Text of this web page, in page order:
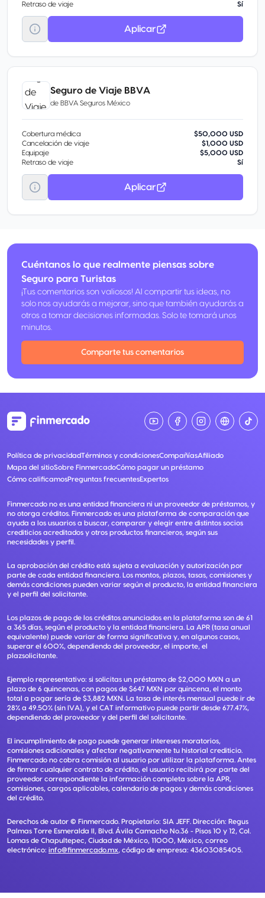
Retraso de viaje
Sí
Aplicar
Seguro de Viaje BBVA
de BBVA Seguros México
Cobertura médica
$50,000 USD
Cancelación de viaje
$1,000 USD
Equipaje
$5,000 USD
Retraso de viaje
Sí
Aplicar
Cuéntanos lo que realmente piensas sobre
Seguro para Turistas
¡Tus comentarios son valiosos! Al compartir tus ideas, no
solo nos ayudarás a mejorar, sino que también ayudarás a
otros a tomar decisiones informadas. Solo te tomará unos
minutos.
Comparte tus comentarios
Política de privacidadTérminos y condicionesCompañíasAfiliado
Mapa del sitioSobre FinmercadoCómo pagar un préstamo
Cómo calificamosPreguntas frecuentesExpertos
Finmercado no es una entidad financiera ni un proveedor de préstamos, y
no otorga créditos. Finmercado es una plataforma de comparación que
ayuda a los usuarios a buscar, comparar y elegir entre distintos socios
crediticios acreditados y otros productos financieros, según sus
necesidades y perfil.
La aprobación del crédito está sujeta a evaluación y autorización por
parte de cada entidad financiera. Los montos, plazos, tasas, comisiones y
demás condiciones pueden variar según el producto, la entidad financiera
y el perfil del solicitante.
Los plazos de pago de los créditos anunciados en la plataforma son de 61
a 365 días, según el producto y la entidad financiera. La APR (tasa anual
equivalente) puede variar de forma significativa y, en algunos casos,
superar el 600%, dependiendo del proveedor, el importe, el
plazsolicitante.
Ejemplo representativo: si solicitas un préstamo de $2,000 MXN a un
plazo de 6 quincenas, con pagos de $647 MXN por quincena, el monto
total a pagar sería de $3,882 MXN. La tasa de interés mensual puede ir de
28% a 49.50% (sin IVA), y el CAT informativo puede partir desde 677.47%,
dependiendo del proveedor y del perfil del solicitante.
El incumplimiento de pago puede generar intereses moratorios,
comisiones adicionales y afectar negativamente tu historial crediticio.
Finmercado no cobra comisión al usuario por utilizar la plataforma. Antes
de firmar cualquier contrato de crédito, el usuario recibirá por parte del
proveedor correspondiente la información completa sobre la APR,
comisiones, cargos aplicables, calendario de pagos y demás condiciones
del crédito.
Derechos de autor © Finmercado. Propietario: SIA JEFF. Dirección: Regus
Palmas Torre Esmeralda II, Blvd. Ávila Camacho No.36 - Pisos 10 y 12, Col.
Lomas de Chapultepec, Ciudad de México, 11000, México, correo
electrónico: info@finmercado.mx, código de empresa: 43603085405.